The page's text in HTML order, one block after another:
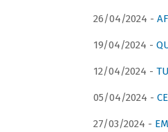
26/04/2024 -
19/04/2024 -
12/04/2024 -
05/04/2024 -
27/03/2024 -